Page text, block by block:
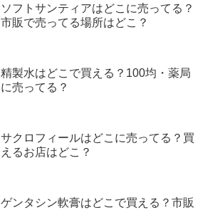
ソフトサンティアはどこに売ってる？
市販で売ってる場所はどこ？
精製水はどこで買える？100均・薬局
に売ってる？
サクロフィールはどこに売ってる？買
えるお店はどこ？
ゲンタシン軟膏はどこで買える？市販